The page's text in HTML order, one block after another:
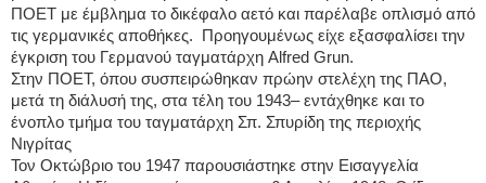
ΠΟΕΤ με έμβλημα το δικέφαλο αετό και παρέλαβε οπλισμό από
τις γερμανικές αποθήκες. Προηγουμένως είχε εξασφαλίσει την
έγκριση του Γερμανού ταγματάρχη Alfred Grun.
Στην ΠΟΕΤ, όπου συσπειρώθηκαν πρώην στελέχη της ΠΑΟ,
μετά τη διάλυσή της, στα τέλη του 1943– εντάχθηκε και το
ένοπλο τμήμα του ταγματάρχη Σπ. Σπυρίδη της περιοχής
Νιγρίτας
Τον Οκτώβριο του 1947 παρουσιάστηκε στην Εισαγγελία